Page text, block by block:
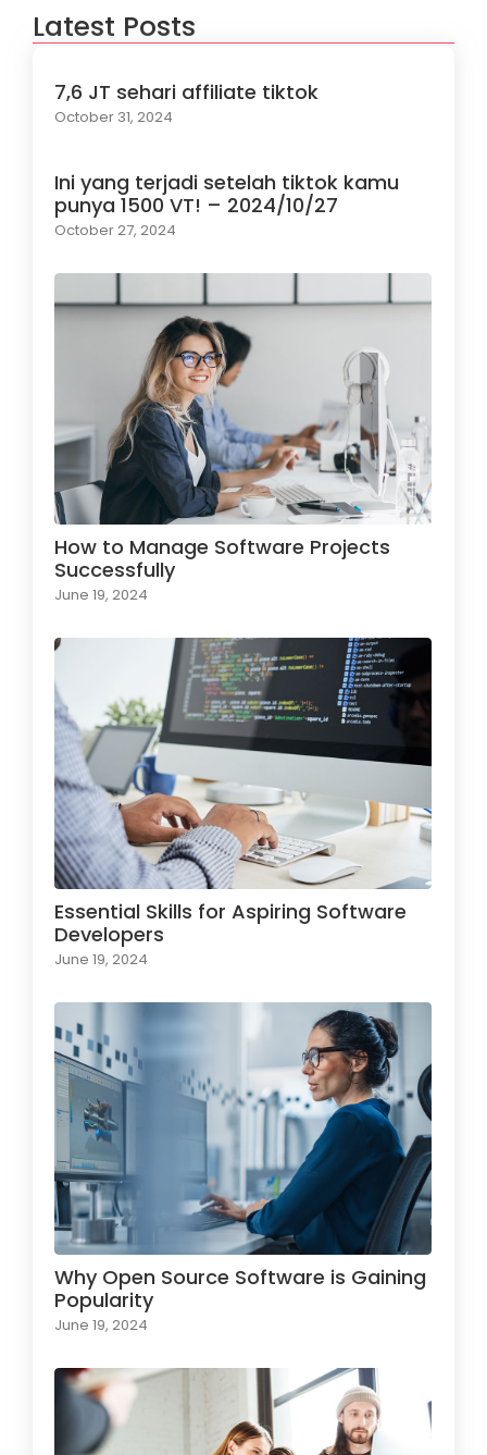
Latest Posts
7,6 JT sehari affiliate tiktok
October 31, 2024
Ini yang terjadi setelah tiktok kamu
punya 1500 VT! – 2024/10/27
October 27, 2024
How to Manage Software Projects
Successfully
June 19, 2024
Essential Skills for Aspiring Software
Developers
June 19, 2024
Why Open Source Software is Gaining
Popularity
June 19, 2024